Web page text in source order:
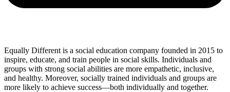
Equally Different is a social education company founded in 2015 to
inspire, educate, and train people in social skills. Individuals and
groups with strong social abilities are more empathetic, inclusive,
and healthy. Moreover, socially trained individuals and groups are
more likely to achieve success—both individually and together.